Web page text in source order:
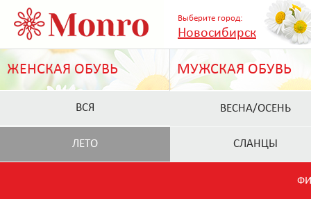
Выберите город:
Новосибирск
ЖЕНСКАЯ ОБУВЬ МУЖСКАЯ ОБУВЬ
ВСЯ ВЕСНА/ОСЕНЬ
ЛЕТО СЛАНЦЫ